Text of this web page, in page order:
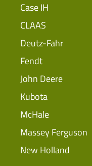
Case IH
CLAAS
Deutz-Fahr
Fendt
John Deere
Kubota
McHale
Massey Ferguson
New Holland